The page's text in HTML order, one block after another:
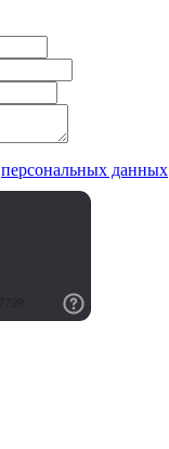
персональных данных